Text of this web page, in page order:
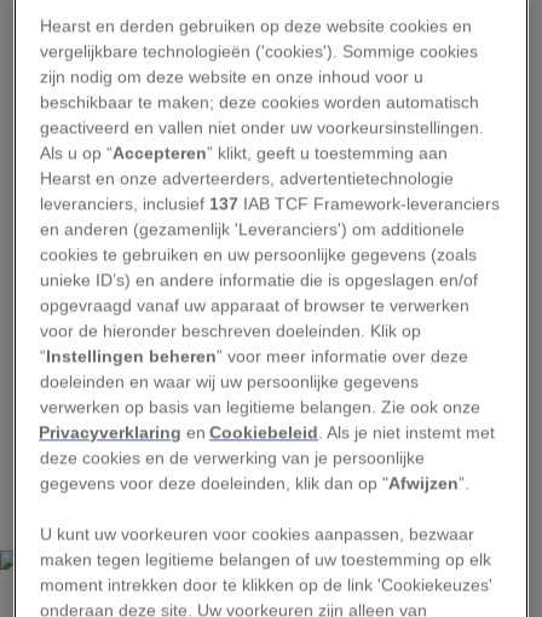
“De keuken is het landschap dat in een pan is
gestopt”. In dit landschap zijn de hoofdrollen
weggelegd voor de zee en de bergen, die in de
Catalaanse pannen samenkomen en vormgeven
aan gerechten als kip met langoustines of inktvis
met gehaktballetjes. Producten die elkaars
tegenpolen lijken te zijn, zorgen samen voor
unieke smaakexplosies.
Deze plaatselijke keuken, die gebaseerd is op
streekproducten, is de ziel geworden van de
fornuizen van deGastronomische Hotels
etablissementen die over heel Catalonië
verspreid liggen en proberen om het perfecte
evenwicht te bereiken tussen gastronomie,
Hearst en derden gebruiken op deze website cookies en
vergelijkbare technologieën ('cookies'). Sommige cookies
zijn nodig om deze website en onze inhoud voor u
beschikbaar te maken; deze cookies worden automatisch
geactiveerd en vallen niet onder uw voorkeursinstellingen.
Als u op “Accepteren” klikt, geeft u toestemming aan
Hearst en onze adverteerders, advertentietechnologie
leveranciers, inclusief 137 IAB TCF Framework-leveranciers
en anderen (gezamenlijk 'Leveranciers') om additionele
cookies te gebruiken en uw persoonlijke gegevens (zoals
unieke ID’s) en andere informatie die is opgeslagen en/of
opgevraagd vanaf uw apparaat of browser te verwerken
voor de hieronder beschreven doeleinden. Klik op
“Instellingen beheren” voor meer informatie over deze
doeleinden en waar wij uw persoonlijke gegevens
verwerken op basis van legitieme belangen. Zie ook onze
Privacyverklaring enCookiebeleid . Als je niet instemt met
deze cookies en de verwerking van je persoonlijke
gegevens voor deze doeleinden, klik dan op "Afwijzen”.
U kunt uw voorkeuren voor cookies aanpassen, bezwaar
maken tegen legitieme belangen of uw toestemming op elk
moment intrekken door te klikken op de link 'Cookiekeuzes'
onderaan deze site. Uw voorkeuren zijn alleen van